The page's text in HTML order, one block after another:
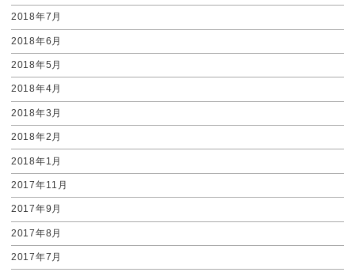
2018年7月
2018年6月
2018年5月
2018年4月
2018年3月
2018年2月
2018年1月
2017年11月
2017年9月
2017年8月
2017年7月